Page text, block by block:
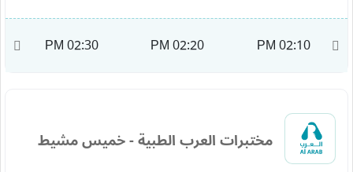
02:10 PM
02:20 PM
02:30 PM
مختبرات العرب الطبية - خميس مشيط